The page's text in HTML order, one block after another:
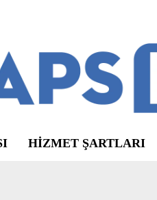
HIZMET ŞARTLARI